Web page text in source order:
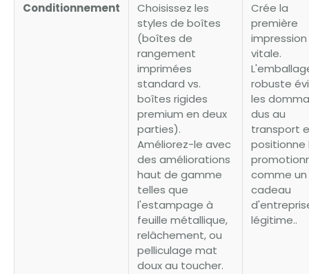
Conditionnement
Choisissez les
styles de boîtes
(boîtes de
rangement
imprimées
standard vs.
boîtes rigides
premium en deux
parties).
Améliorez-le avec
des améliorations
haut de gamme
telles que
l'estampage à
feuille métallique,
relâchement, ou
pelliculage mat
doux au toucher.
Crée la
première
impression
vitale.
robuste
les
dus au
transport
positionne
comme un
cadeau
légitime..